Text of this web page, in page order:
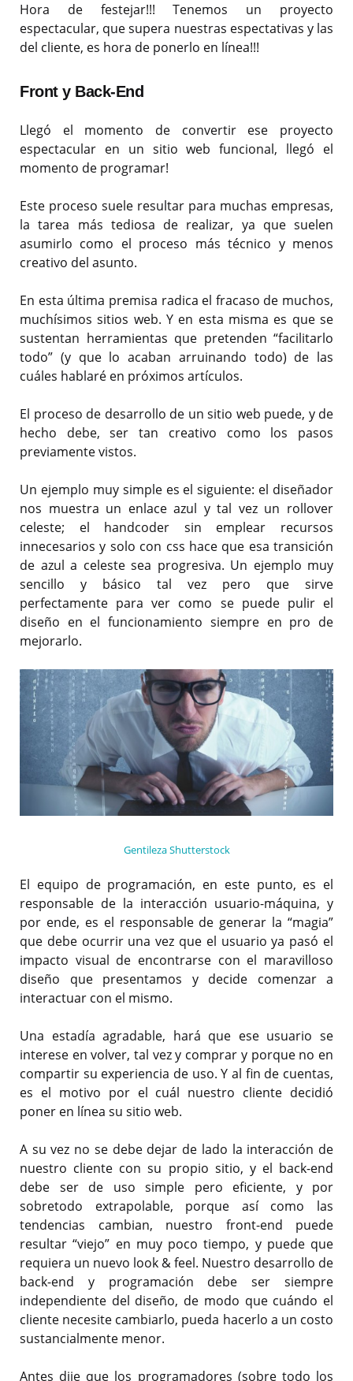
Hora de festejar!!! Tenemos un proyecto
espectacular, que supera nuestras espectativas y las
del cliente, es hora de ponerlo en línea!!!
Front y Back-End
Llegó el momento de convertir ese proyecto
espectacular en un sitio web funcional, llegó el
momento de programar!
Este proceso suele resultar para muchas empresas,
la tarea más tediosa de realizar, ya que suelen
asumirlo como el proceso más técnico y menos
creativo del asunto.
En esta última premisa radica el fracaso de muchos,
muchísimos sitios web. Y en esta misma es que se
sustentan herramientas que pretenden “facilitarlo
todo” (y que lo acaban arruinando todo) de las
cuáles hablaré en próximos artículos.
El proceso de desarrollo de un sitio web puede, y de
hecho debe, ser tan creativo como los pasos
previamente vistos.
Un ejemplo muy simple es el siguiente: el diseñador
nos muestra un enlace azul y tal vez un rollover
celeste; el handcoder sin emplear recursos
innecesarios y solo con css hace que esa transición
de azul a celeste sea progresiva. Un ejemplo muy
sencillo y básico tal vez pero que sirve
perfectamente para ver como se puede pulir el
diseño en el funcionamiento siempre en pro de
mejorarlo.
Gentileza Shutterstock
El equipo de programación, en este punto, es el
responsable de la interacción usuario-máquina, y
por ende, es el responsable de generar la “magia”
que debe ocurrir una vez que el usuario ya pasó el
impacto visual de encontrarse con el maravilloso
diseño que presentamos y decide comenzar a
interactuar con el mismo.
Una estadía agradable, hará que ese usuario se
interese en volver, tal vez y comprar y porque no en
compartir su experiencia de uso. Y al fin de cuentas,
es el motivo por el cuál nuestro cliente decidió
poner en línea su sitio web.
A su vez no se debe dejar de lado la interacción de
nuestro cliente con su propio sitio, y el back-end
debe ser de uso simple pero eficiente, y por
sobretodo extrapolable, porque así como las
tendencias cambian, nuestro front-end puede
resultar “viejo” en muy poco tiempo, y puede que
requiera un nuevo look & feel. Nuestro desarrollo de
back-end y programación debe ser siempre
independiente del diseño, de modo que cuándo el
cliente necesite cambiarlo, pueda hacerlo a un costo
sustancialmente menor.
Antes dije que los programadores (sobre todo los